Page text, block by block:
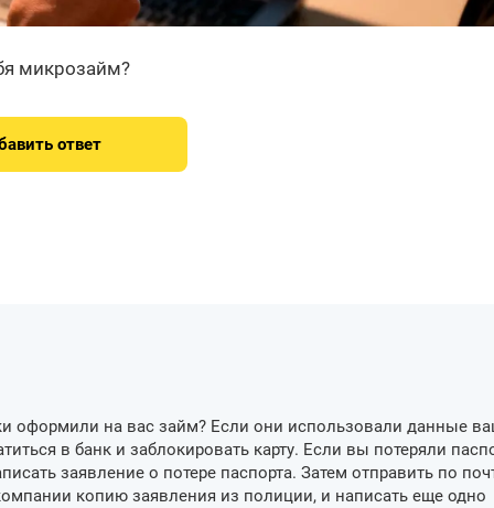
микрозайм?
ответ
оформили на вас займ? Если они использовали данные
в банк и заблокировать карту. Если вы потеряли
заявление о потере паспорта. Затем отправить по
копию заявления из полиции, и написать еще одно